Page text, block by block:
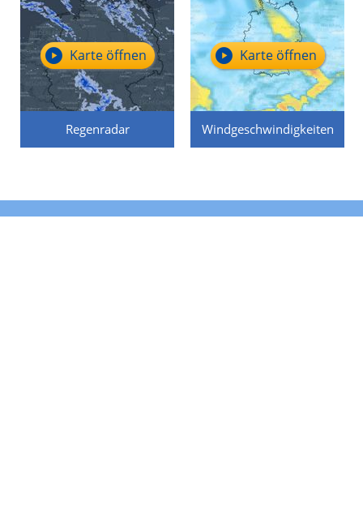
Regenradar
Karte öffnen
Windgeschwindigkeiten
Karte öffnen